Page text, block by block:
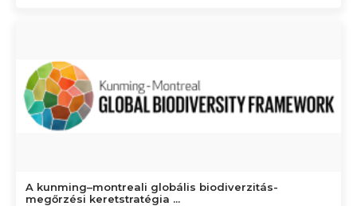
A kunming–montreali globális biodiverzitás-
megőrzési keretstratégia ...